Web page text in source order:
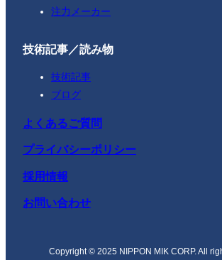
注力メーカー
技術記事／読み物
技術記事
ブログ
よくあるご質問
プライバシーポリシー
採用情報
お問い合わせ
Copyright © 2025 NIPPON MIK CORP. All